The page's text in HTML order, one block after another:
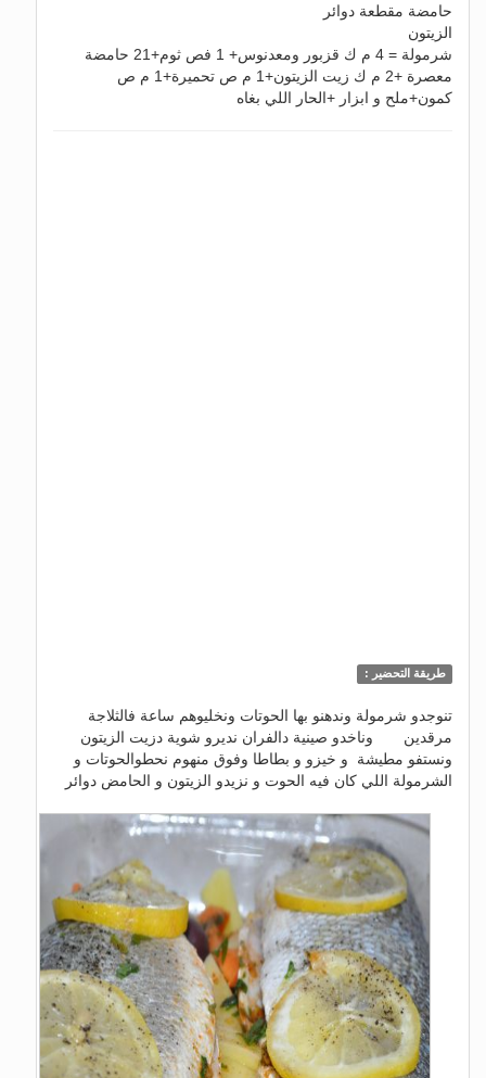
حامضة مقطعة دوائر
الزيتون
شرمولة = 4 م ك قزبور ومعدنوس+ 1 فص ثوم+21 حامضة
معصرة +2 م ك زيت الزيتون+1 م ص تحميرة+1 م ص
كمون+ملح و ابزار +الحار اللي بغاه
طريقة التحضير :
تنوجدو شرمولة وندهنو بها الحوتات ونخليوهم ساعة فالثلاجة
مرقدين وناخدو صينية دالفران نديرو شوية دزيت الزيتون
ونستفو مطيشة و خيزو و بطاطا وفوق منهوم نحطوالحوتات و
الشرمولة اللي كان فيه الحوت و نزيدو الزيتون و الحامض دوائر